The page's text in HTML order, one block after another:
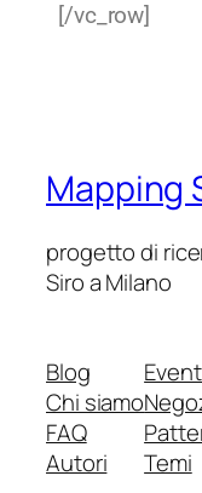
[/vc_row]
Mapping
progetto di
Siro a Milano
Blog
Chi siamo
FAQ
Autori
Temi